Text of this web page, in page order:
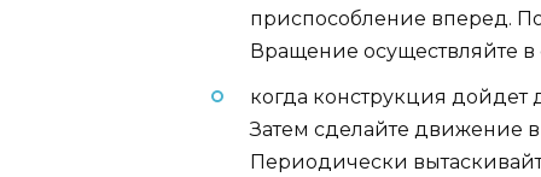
приспособление вперед.
Вращение осуществляйте в
когда конструкция дойдет
Затем сделайте движение
Периодически